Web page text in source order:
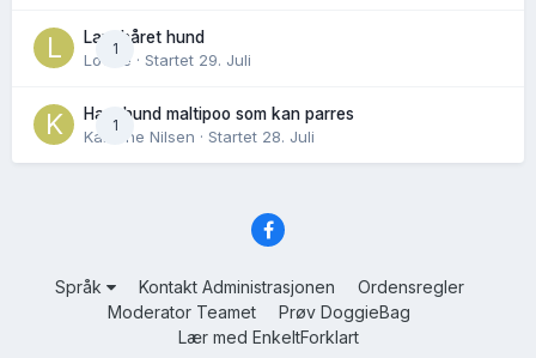
1
Langhåret hund
Lovise · Startet 29. Juli
1
Hannhund maltipoo som kan parres
Karoline Nilsen · Startet 28. Juli
Språk Kontakt Administrasjonen
Ordensregler
Moderator Teamet
Prøv DoggieBag
Lær med EnkeltForklart